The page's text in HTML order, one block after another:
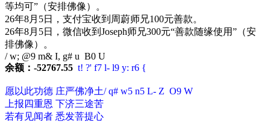
等均可”（安排佛像）。
26年8月5日，支付宝收到周蔚师兄100元善款。
26年8月5日，微信收到Joseph师兄300元“善款随缘使用”（安
排佛像）。
/ w; @9 m& I, g# u B0 U
余额：-52767.55 t! ?' f7 l- l9 y: r6 {
愿以此功德 庄严佛净土/ q# w5 n5 L- Z O9 W
上报四重恩 下济三途苦
若有见闻者 悉发菩提心